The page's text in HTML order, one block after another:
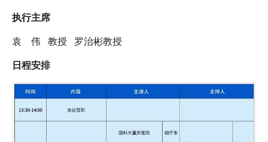
执行主席
袁 伟 教授 罗治彬教授
日程安排